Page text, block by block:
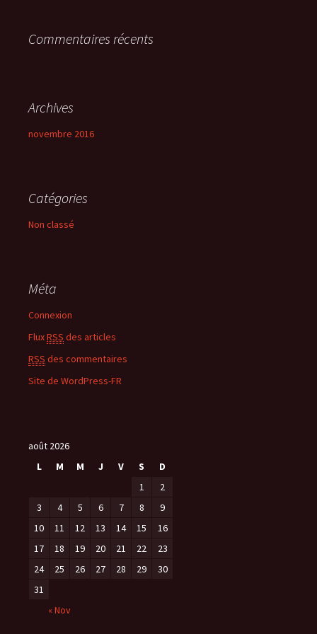
:Commentaires récents
Archives
novembre 2016
Catégories
Non classé
Méta
Connexion
FluxRSS des articles
RSS des commentaires
Site de WordPress-FR
août 2026
L
M M J V S D
« Nov
1
2
3
4 5 6 7 8
9
10
11 12 13 14 15
16
17
18 19 20 21 22
23
24
25 26 27 28 29
30
31